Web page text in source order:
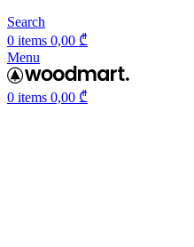
Search
0 items 0,00 ₾
Menu
0 items 0,00 ₾